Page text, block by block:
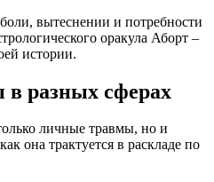
вытеснении и потребности
оракула Аборт –
истории.
в разных сферах
личные травмы, но и
она трактуется в раскладе по